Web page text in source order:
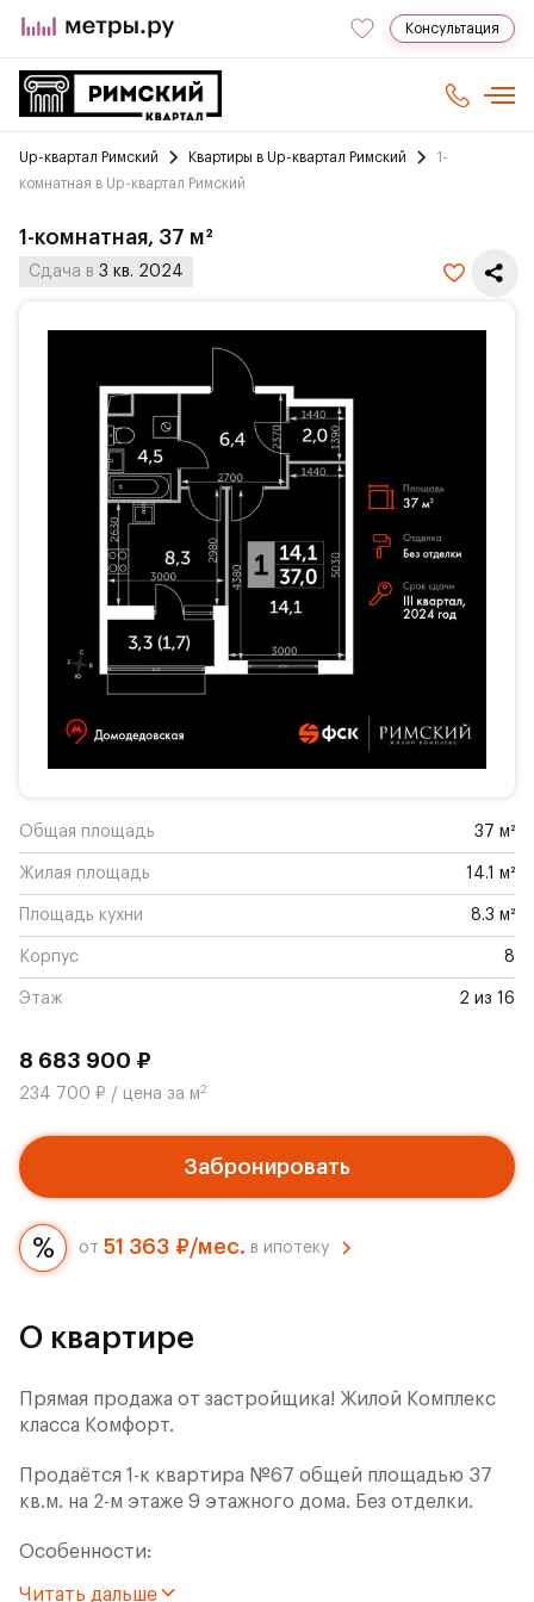
Консультация
Up-квартал Римский Квартиры в Up-квартал Римский
1-
комнатная в Up-квартал Римский
1-комнатная, 37 м²
Сдача в 3 кв. 2024
Общая площадь 37 м²
Жилая площадь 14.1 м²
Площадь кухни 8.3 м²
Корпус 8
Этаж 2 из 16
8 683 900 ₽
234 700 ₽ / цена за м2
Забронировать
от 51 363 ₽/мес. в ипотеку
О квартире
Прямая продажа от застройщика! Жилой Комплекс
класса Комфорт.
Продаётся 1-к квартира №67 общей площадью 37
кв.м. на 2-м этаже 9 этажного дома. Без отделки.
Особенности:
Читать дальше